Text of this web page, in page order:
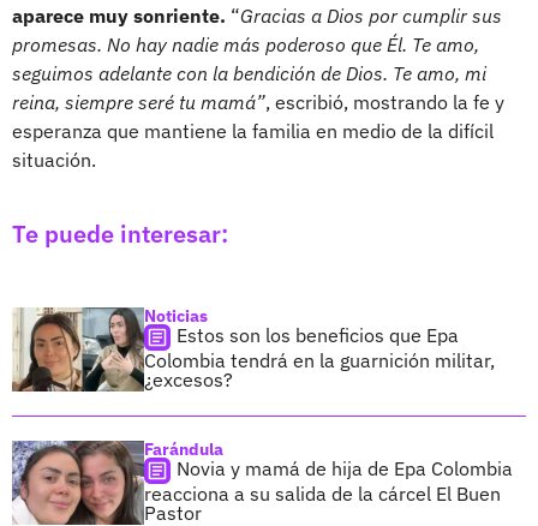
aparece muy sonriente. “Gracias a Dios por cumplir sus
promesas. No hay nadie más poderoso que Él. Te amo,
seguimos adelante con la bendición de Dios. Te amo, mi
reina, siempre seré tu mamá”, escribió, mostrando la fe y
esperanza que mantiene la familia en medio de la difícil
situación.
Te puede interesar:
Noticias
Estos son los beneficios que Epa
Colombia tendrá en la guarnición militar,
¿excesos?
Farándula
Novia y mamá de hija de Epa Colombia
reacciona a su salida de la cárcel El Buen
Pastor